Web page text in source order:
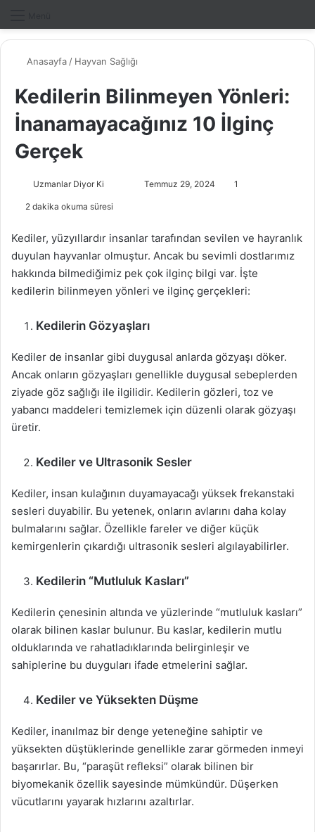
Anasayfa / Hayvan Sağlığı
Kedilerin Bilinmeyen Yönleri:
İnanamayacağınız 10 İlginç
Gerçek
Uzmanlar Diyor Ki
l
o
w
e
-
p
o
a
g
ö
d
Temmuz 29, 2024 1
2 dakika okuma süresi
Kediler, yüzyıllardır insanlar tarafından sevilen ve hayranlık
duyulan hayvanlar olmuştur. Ancak bu sevimli dostlarımız
hakkında bilmediğimiz pek çok ilginç bilgi var. İşte
kedilerin bilinmeyen yönleri ve ilginç gerçekleri:
Kedilerin Gözyaşları
Kediler de insanlar gibi duygusal anlarda gözyaşı döker.
Ancak onların gözyaşları genellikle duygusal sebeplerden
ziyade göz sağlığı ile ilgilidir. Kedilerin gözleri, toz ve
yabancı maddeleri temizlemek için düzenli olarak gözyaşı
üretir.
Kediler ve Ultrasonik Sesler
Kediler, insan kulağının duyamayacağı yüksek frekanstaki
sesleri duyabilir. Bu yetenek, onların avlarını daha kolay
bulmalarını sağlar. Özellikle fareler ve diğer küçük
kemirgenlerin çıkardığı ultrasonik sesleri algılayabilirler.
Kedilerin “Mutluluk Kasları”
Kedilerin çenesinin altında ve yüzlerinde “mutluluk kasları”
olarak bilinen kaslar bulunur. Bu kaslar, kedilerin mutlu
olduklarında ve rahatladıklarında belirginleşir ve
sahiplerine bu duyguları ifade etmelerini sağlar.
Kediler ve Yüksekten Düşme
Kediler, inanılmaz bir denge yeteneğine sahiptir ve
yüksekten düştüklerinde genellikle zarar görmeden inmeyi
başarırlar. Bu, “paraşüt refleksi” olarak bilinen bir
biyomekanik özellik sayesinde mümkündür. Düşerken
vücutlarını yayarak hızlarını azaltırlar.